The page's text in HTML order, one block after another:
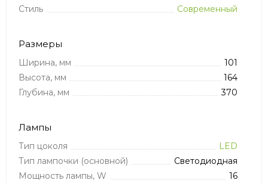
Стиль
Современный
Размеры
Ширина, мм
101
Высота, мм
164
Глубина, мм
370
Лампы
Тип цоколя
LED
Тип лампочки (основной)
Светодиодная
Мощность лампы, W
16